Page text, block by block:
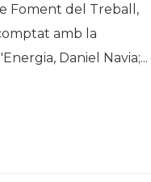
Foment del Treball,
amb la
Daniel Navia;...